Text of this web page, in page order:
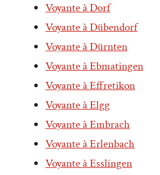
Voyante à Dorf
Voyante à Dübendorf
Voyante à Dürnten
Voyante à Ebmatingen
Voyante à Effretikon
Voyante à Elgg
Voyante à Embrach
Voyante à Erlenbach
Voyante à Esslingen